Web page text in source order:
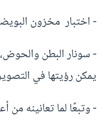
- اختبار مخزون
- سونار البطن
يمكن رؤيتها في
- وتبعًا لما تعانينه